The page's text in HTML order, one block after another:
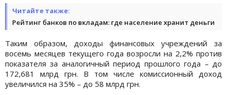
Читайте также:
Рейтинг банков по вкладам: где население хранит деньги
Таким образом, доходы финансовых учреждений за
восемь месяцев текущего года возросли на 2,2% против
показателя за аналогичный период прошлого года – до
172,681 млрд грн. В том числе комиссионный доход
увеличился на 35% – до 58 млрд грн.